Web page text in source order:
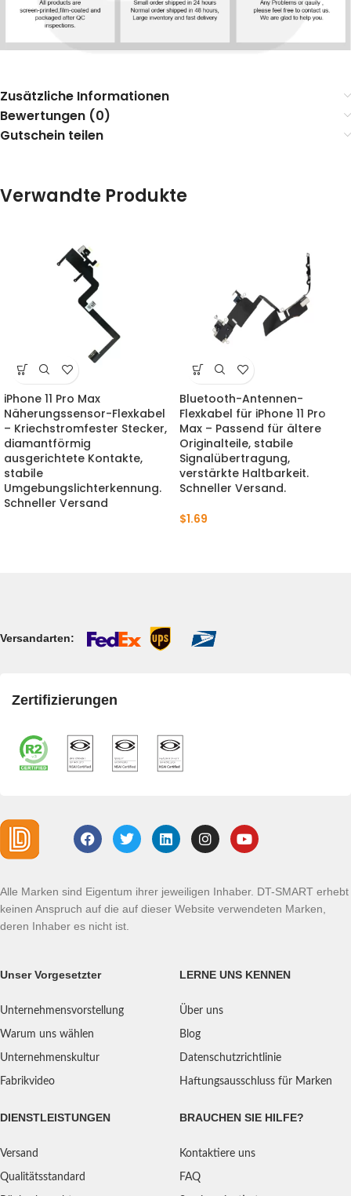
Zusätzliche Informationen
Bewertungen (0)
Gutschein teilen
Verwandte Produkte
iPhone 11 Pro Max
Näherungssensor-Flexkabel
– Kriechstromfester Stecker,
diamantförmig
ausgerichtete Kontakte,
stabile
Umgebungslichterkennung.
Schneller Versand
Bluetooth-Antennen-
Flexkabel für iPhone 11 Pro
Max – Passend für ältere
Originalteile, stabile
Signalübertragung,
verstärkte Haltbarkeit.
Schneller Versand.
$1.69
Versandarten:
Zertifizierungen
Alle Marken sind Eigentum ihrer jeweiligen Inhaber. DT-SMART erhebt
keinen Anspruch auf die auf dieser Website verwendeten Marken,
deren Inhaber es nicht ist.
Unser Vorgesetzter
Unternehmensvorstellung
Warum uns wählen
Unternehmenskultur
Fabrikvideo
LERNE UNS KENNEN
Über uns
Blog
Datenschutzrichtlinie
Haftungsausschluss für Marken
DIENSTLEISTUNGEN
Versand
Qualitätsstandard
BRAUCHEN SIE HILFE?
Kontaktiere uns
FAQ